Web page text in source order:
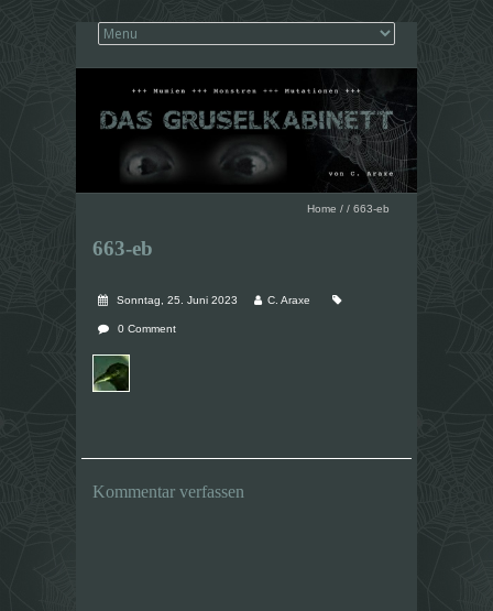
Home / / 663-eb
663-eb
Sonntag, 25. Juni 2023 C. Araxe
0 Comment
Kommentar verfassen